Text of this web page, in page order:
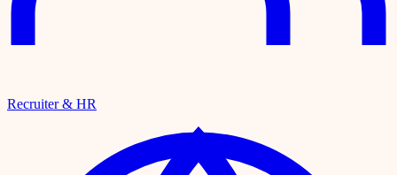
Recruiter & HR